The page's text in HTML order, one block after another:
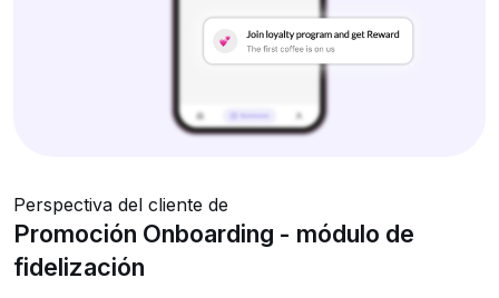
Perspectiva del cliente de
Promoción Onboarding - módulo de
fidelización